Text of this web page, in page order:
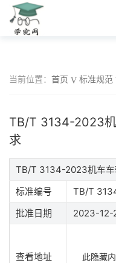
当前位置： 首页 标准规范
TB/T 3134-2023
求
TB/T 3134-2023机车车
标准编号
TB/T
批准日期
2023-12-
查看地址 此隐藏